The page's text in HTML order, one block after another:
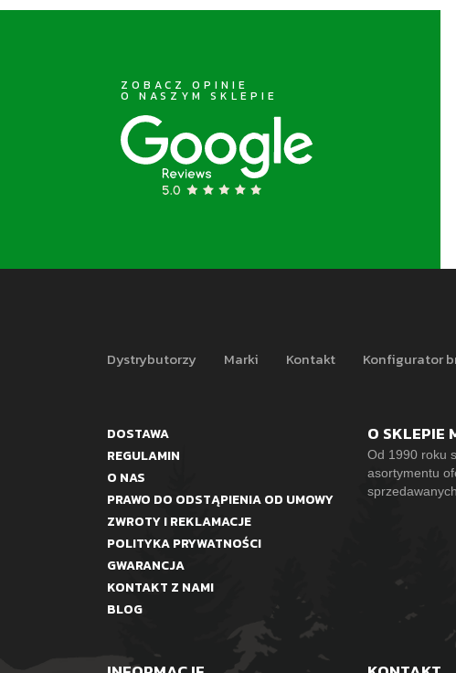
ZOBACZ OPINIE
O NASZYM SKLEPIE
Dystrybutorzy Marki Kontakt Konfigurator
DOSTAWA
REGULAMIN
O NAS
PRAWO DO ODSTĄPIENIA OD UMOWY
ZWROTY I REKLAMACJE
POLITYKA PRYWATNOŚCI
GWARANCJA
KONTAKT Z NAMI
BLOG
O SKLEPIE
Od 1990 roku
asortymentu